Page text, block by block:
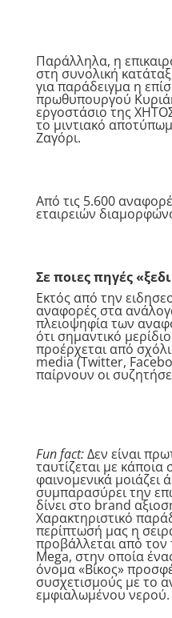
Παράλληλα, η
στη συνολική
για παράδειγμα η
πρωθυπουργού
εργοστάσιο της
το μιντιακό
Ζαγόρι.
Από τις 5.600
εταιρειών
Σε ποιες πηγές
Εκτός από την
αναφορές στα
πλειοψηφία των
ότι σημαντικό
προέρχεται από
media (Twitter,
παίρνουν οι
Fun fact:Δεν είναι
ταυτίζεται με
φαινομενικά μοιάζει
συμπαρασύρει την
δίνει στο brand
Χαρακτηριστικό
περίπτωσή μας η
προβάλλεται από τον
Mega, στην οποία
όνομα «Βίκος»
συσχετισμούς με το
εμφιαλωμένου νερού.